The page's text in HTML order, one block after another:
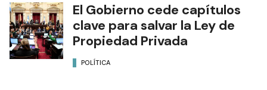
El Gobierno cede capítulos
clave para salvar la Ley de
Propiedad Privada
POLÍTICA